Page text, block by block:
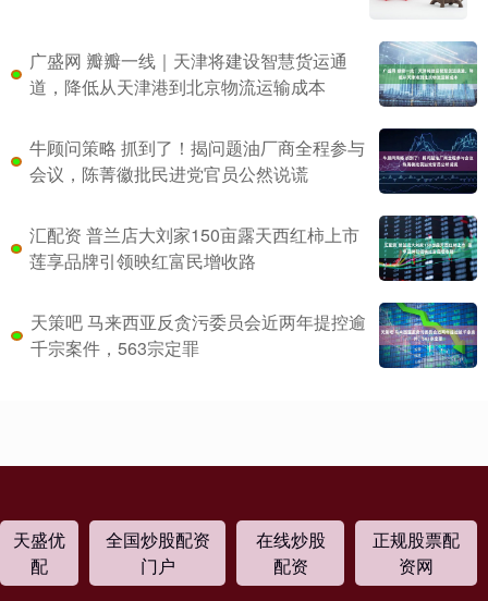
广盛网 瓣瓣一线｜天津将建设智慧货运通
道，降低从天津港到北京物流运输成本
牛顾问策略 抓到了！揭问题油厂商全程参与
会议，陈菁徽批民进党官员公然说谎
汇配资 普兰店大刘家150亩露天西红柿上市
莲享品牌引领映红富民增收路
天策吧 马来西亚反贪污委员会近两年提控逾
千宗案件，563宗定罪
天盛优
配
全国炒股配资
门户
在线炒股
配资
正规股票配
资网